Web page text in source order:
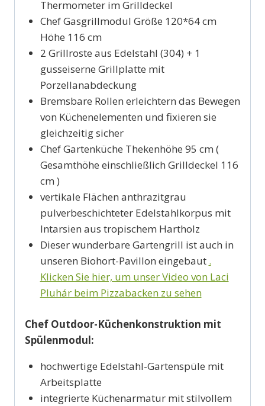
Thermometer im Grilldeckel
Chef Gasgrillmodul Größe 120*64 cm
Höhe 116 cm
2 Grillroste aus Edelstahl (304) + 1
gusseiserne Grillplatte mit
Porzellanabdeckung
Bremsbare Rollen erleichtern das Bewegen
von Küchenelementen und fixieren sie
gleichzeitig sicher
Chef Gartenküche Thekenhöhe 95 cm (
Gesamthöhe einschließlich Grilldeckel 116
cm )
vertikale Flächen anthrazitgrau
pulverbeschichteter Edelstahlkorpus mit
Intarsien aus tropischem Hartholz
Dieser wunderbare Gartengrill ist auch in
unseren Biohort-Pavillon eingebaut .
Klicken Sie hier, um unser Video von Laci
Pluhár beim Pizzabacken zu sehen
Chef Outdoor-Küchenkonstruktion mit
Spülenmodul:
hochwertige Edelstahl-Gartenspüle mit
Arbeitsplatte
integrierte Küchenarmatur mit stilvollem